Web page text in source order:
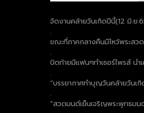
จัดงานคล้ายวันเกิดปีนี้(12 มิ.ย
.
ขณะที่ภาคกลางคืนมีไหว้พระสว
.
ปิดท้ายมีแฟนๆทำเซอร์ไพรส์ น
.
“บรรยากาศทำบุญวันคล้ายวัน
.
“สวดมนต์เย็นเจริญพระพุทธม